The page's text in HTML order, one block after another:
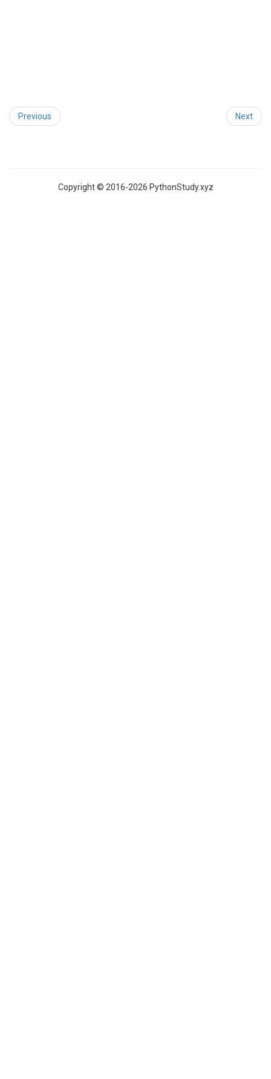
Previous Next
Copyright © 2016-2026 PythonStudy.xyz